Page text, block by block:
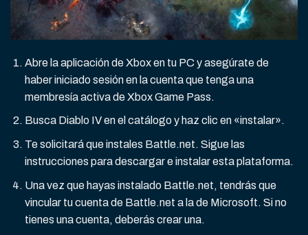
Abre la aplicación de Xbox en tu PC y asegúrate de
haber iniciado sesión en la cuenta que tenga una
membresía activa de Xbox Game Pass.
Busca Diablo IV en el catálogo y haz clic en «instalar».
Te solicitará que instales Battle.net. Sigue las
instrucciones para descargar e instalar esta plataforma.
Una vez que hayas instalado Battle.net, tendrás que
vincular tu cuenta de Battle.net a la de Microsoft. Si no
tienes una cuenta, deberás crear una.